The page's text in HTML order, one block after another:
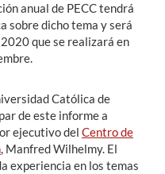
anual de PECC tendrá
sobre dicho tema y será
que se realizará en
Católica de
de este informe a
ejecutivo del Centro de
, Manfred Wilhelmy. El
experiencia en los temas